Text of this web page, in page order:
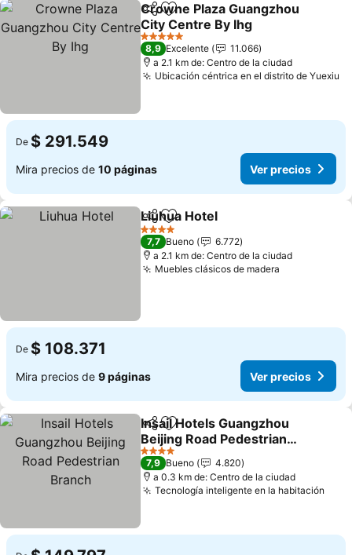
CompartirAgregar a favoritos
Crowne Plaza Guangzhou
City Centre By Ihg
Ver precios
5 Estrellas
8,9 Excelente
11.066
a 2.1 km de: Centro de la ciudad
Ubicación céntrica en el distrito de Yuexiu
De $ 291.549
Mira precios de 10 páginas Ver precios
CompartirAgregar a favoritos
Liuhua Hotel
4 Estrellas
7,7 Bueno
6.772
a 2.1 km de: Centro de la ciudad
Muebles clásicos de madera
De $ 108.371
Mira precios de 9 páginas Ver precios
CompartirAgregar a favoritos
Insail Hotels Guangzhou
Beijing Road Pedestrian
Branch
Ver precios
4 Estrellas
7,9 Bueno
4.820
a 0.3 km de: Centro de la ciudad
Tecnología inteligente en la habitación